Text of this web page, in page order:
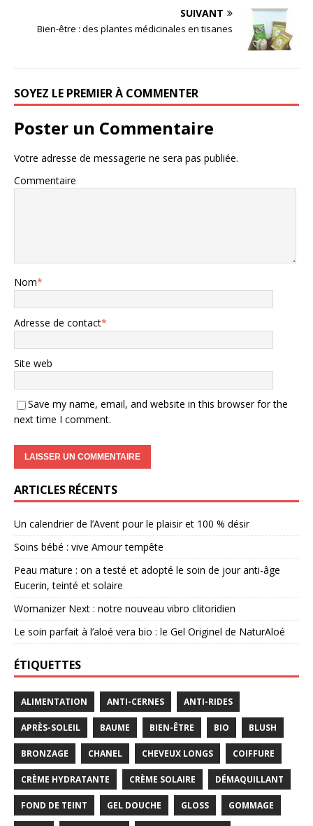
SUIVANT
Bien-être : des plantes médicinales en tisanes
SOYEZ LE PREMIER À COMMENTER
Poster un Commentaire
Votre adresse de messagerie ne sera pas publiée.
Commentaire
Nom*
Adresse de contact*
Site web
Save my name, email, and website in this browser for the
next time I comment.
ARTICLES RÉCENTS
Un calendrier de l’Avent pour le plaisir et 100 % désir
Soins bébé : vive Amour tempête
Peau mature : on a testé et adopté le soin de jour anti-âge
Eucerin, teinté et solaire
Womanizer Next : notre nouveau vibro clitoridien
Le soin parfait à l’aloé vera bio : le Gel Originel de NaturAloé
ÉTIQUETTES
ALIMENTATION ANTI-CERNES ANTI-RIDES
APRÈS-SOLEIL BAUME BIEN-ÊTRE BIO BLUSH
BRONZAGE CHANEL CHEVEUX LONGS COIFFURE
CRÈME HYDRATANTE CRÈME SOLAIRE DÉMAQUILLANT
FOND DE TEINT GEL DOUCHE GLOSS GOMMAGE